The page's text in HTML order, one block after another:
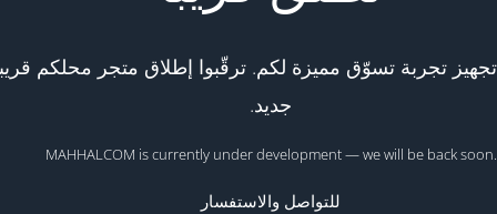
تجربة تسوّق مميزة لكم. ترقّبوا إطلاق متجر محلكم
جديد.
MAHHALCOM is currently under development — we will be back soon.
للتواصل والاستفسار